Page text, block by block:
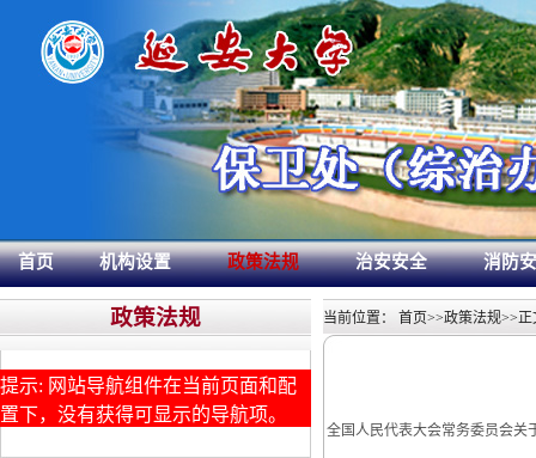
首页 机构设置 政策法规 治安安全 消防
政策法规
提示: 网站导航组件在当前页面和配
置下，没有获得可显示的导航项。
当前位置： 首页>>政策法规>>正
全国人民代表大会常务委员会关